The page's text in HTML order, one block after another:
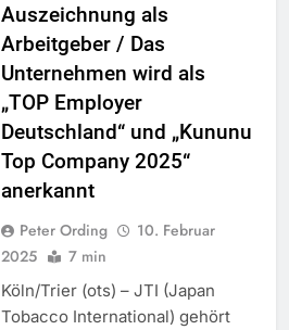
Auszeichnung als
Arbeitgeber / Das
Unternehmen wird als
„TOP Employer
Deutschland“ und „Kununu
Top Company 2025“
anerkannt
Peter Ording
10. Februar
2025
7 min
Köln/Trier (ots) – JTI (Japan
Tobacco International) gehört